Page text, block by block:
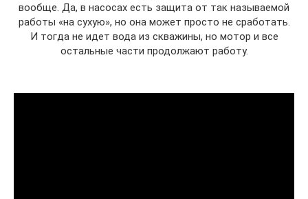
вообще. Да, в насосах есть защита от так называемой
работы «на сухую», но она может просто не сработать.
И тогда не идет вода из скважины, но мотор и все
остальные части продолжают работу.